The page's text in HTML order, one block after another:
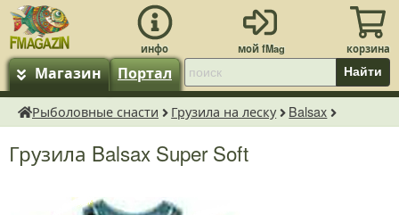
Магазин Портал Найти
fMagazin.ru
Рыболовные снасти Грузила на леску Balsax
Грузила Balsax Super Soft